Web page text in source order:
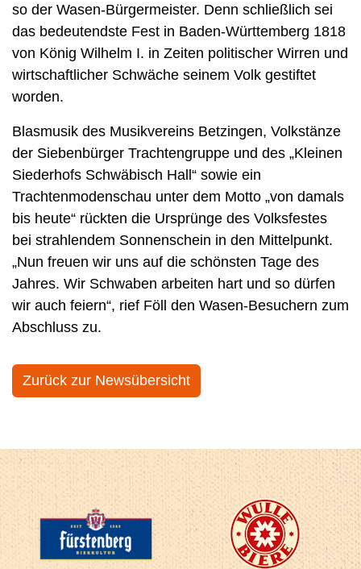
so der Wasen-Bürgermeister. Denn schließlich sei
das bedeutendste Fest in Baden-Württemberg 1818
von König Wilhelm I. in Zeiten politischer Wirren und
wirtschaftlicher Schwäche seinem Volk gestiftet
worden.
Blasmusik des Musikvereins Betzingen, Volkstänze
der Siebenbürger Trachtengruppe und des „Kleinen
Siederhofs Schwäbisch Hall“ sowie ein
Trachtenmodenschau unter dem Motto „von damals
bis heute“ rückten die Ursprünge des Volksfestes
bei strahlendem Sonnenschein in den Mittelpunkt.
„Nun freuen wir uns auf die schönsten Tage des
Jahres. Wir Schwaben arbeiten hart und so dürfen
wir auch feiern“, rief Föll den Wasen-Besuchern zum
Abschluss zu.
Zurück zur Newsübersicht